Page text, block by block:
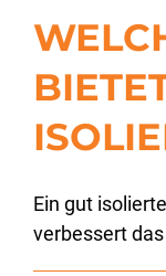
Ein gut
verbessert